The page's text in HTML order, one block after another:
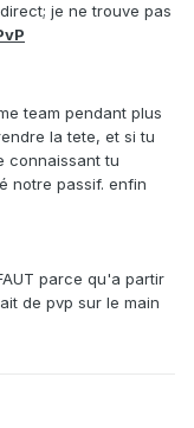
je ne trouve pas
team pendant plus
la tete, et si tu
connaissant tu
notre passif. enfin
parce qu'a partir
de pvp sur le main